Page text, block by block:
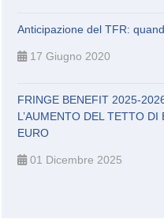
Anticipazione del TFR:
17 Giugno 2020
FRINGE BENEFIT 2025-
L’AUMENTO DEL TETTO
EURO
01 Dicembre 2025